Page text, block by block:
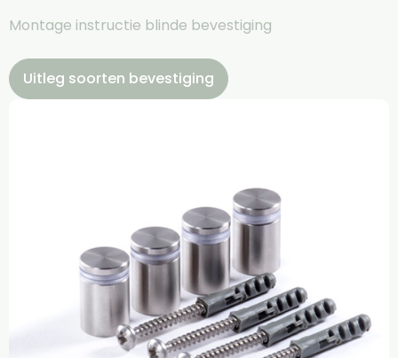
Montage instructie blinde bevestiging
Uitleg soorten bevestiging